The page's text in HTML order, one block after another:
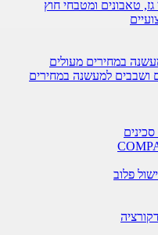
ומטבחי חוץ
במחירים מעולים
למעשנה במחירים